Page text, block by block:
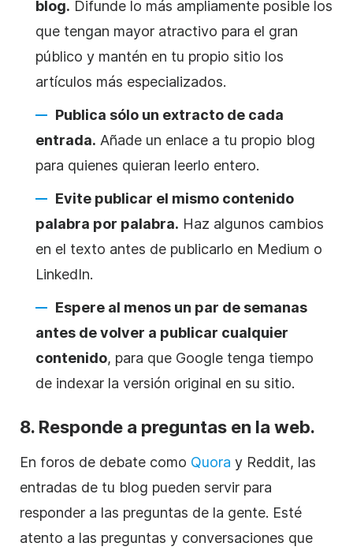
blog. Difunde lo más ampliamente posible los
que tengan mayor atractivo para el gran
público y mantén en tu propio sitio los
artículos más especializados.
Publica sólo un extracto de cada
entrada. Añade un enlace a tu propio blog
para quienes quieran leerlo entero.
Evite publicar el mismo contenido
palabra por palabra. Haz algunos cambios
en el texto antes de publicarlo en Medium o
LinkedIn.
Espere al menos un par de semanas
antes de volver a publicar cualquier
contenido, para que Google tenga tiempo
de indexar la versión original en su sitio.
8. Responde a preguntas en la web.
En foros de debate como Quora y Reddit, las
entradas de tu blog pueden servir para
responder a las preguntas de la gente. Esté
atento a las preguntas y conversaciones que